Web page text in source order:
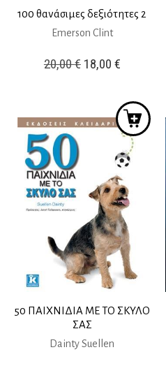
100 θανάσιμες δεξιότητες 2
Emerson Clint
20,00€ Original
20,00 €.
18,00 €Η
τιμή
είναι:
18,00 €.
50 ΠΑΙΧΝΙΔΙΑ ΜΕ ΤΟ ΣΚΥΛΟ
ΣΑΣ
Dainty Suellen